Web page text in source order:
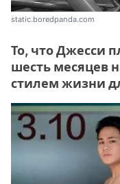
static.boredpanda.com
То, что Джесси
шесть месяцев
стилем жизни